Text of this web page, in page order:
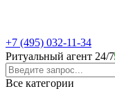
+7 (495) 032-11-34
Ритуальный агент 24/7
Все категории